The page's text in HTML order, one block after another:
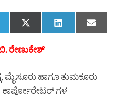
ರೇಣುಕೇಶ್
ಮೈಸೂರು ಹಾಗೂ ತುಮಕೂರು
ಗಳ